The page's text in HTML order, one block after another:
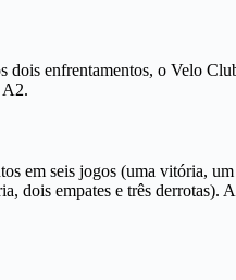
enfrentamentos, o Velo
A2.
em seis jogos (uma vitória,
dois empates e três derrotas).